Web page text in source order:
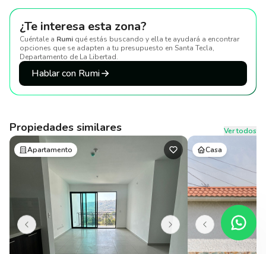
¿Te interesa esta zona?
Cuéntale a Rumi qué estás buscando y ella te ayudará a encontrar
opciones que se adapten a tu presupuesto en Santa Tecla,
Departamento de La Libertad.
Hablar con Rumi
Propiedades similares
Ver todos
Apartamento
Casa